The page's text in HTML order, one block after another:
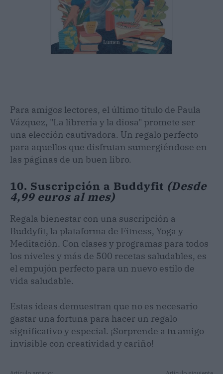
Para amigos lectores, el último título de Paula
Vázquez, "La librería y la diosa" promete ser
una elección cautivadora. Un regalo perfecto
para aquellos que disfrutan sumergiéndose en
las páginas de un buen libro.
10. Suscripción a Buddyfit (Desde
4,99 euros al mes)
Regala bienestar con una suscripción a
Buddyfit, la plataforma de Fitness, Yoga y
Meditación. Con clases y programas para todos
los niveles y más de 500 recetas saludables, es
el empujón perfecto para un nuevo estilo de
vida saludable.
Estas ideas demuestran que no es necesario
gastar una fortuna para hacer un regalo
significativo y especial. ¡Sorprende a tu amigo
invisible con creatividad y cariño!